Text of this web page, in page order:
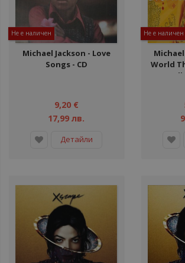
Не е наличен
Michael Jackson ‎- Love
Songs - CD
9,20 €
17,99 лв.
Детайли
Не е наличен
World